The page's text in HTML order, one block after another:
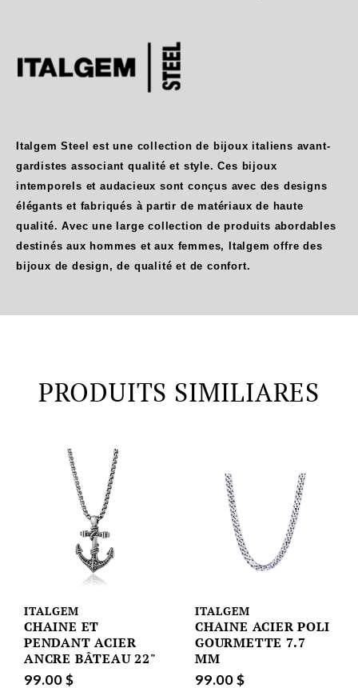
Italgem Steel est une collection de bijoux italiens avant-
gardistes associant qualité et style. Ces bijoux
intemporels et audacieux sont conçus avec des designs
élégants et fabriqués à partir de matériaux de haute
qualité. Avec une large collection de produits abordables
destinés aux hommes et aux femmes, Italgem offre des
bijoux de design, de qualité et de confort.
PRODUITS SIMILIARES
ITALGEM
CHAINE ET
PENDANT ACIER
ANCRE BÂTEAU 22"
99.00 $
ITALGEM
CHAINE ACIER POLI
GOURMETTE 7.7
MM
99.00 $